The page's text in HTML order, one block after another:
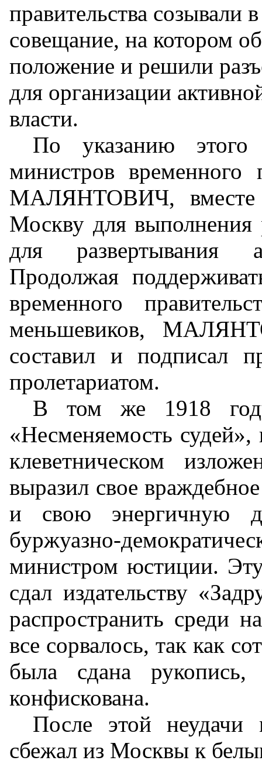
правительства созывали
совещание, на котором
положение и решили
для организации
власти.
По указанию этого
министров
МАЛЯНТОВИЧ,
Москву для выполнения
для развертывания
Продолжая
временного
меньшевиков,
составил и подписал
пролетариатом.
В том же 1918
«Несменяемость судей»,
клеветническом
выразил свое
и свою энергичную
буржуазно-
министром юстиции.
сдал издательству
распространить среди
все сорвалось, так как
была сдана
конфискована.
После этой
сбежал из Москвы к